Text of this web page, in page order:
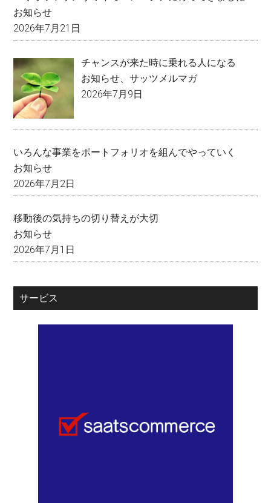
お知らせ
2026年7月21日
チャンスが来た時に乗れる人になる
お知らせ 、サッツメルマガ
2026年7月9日
いろんな事業をポートフォリオを組んでやっていく
お知らせ
2026年7月2日
移動後の気持ちの切り替えが大切
お知らせ
2026年7月1日
サービス